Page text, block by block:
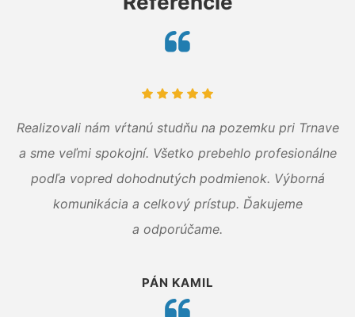
Realizovali nám vŕtanú studňu na pozemku pri Trnave
a sme veľmi spokojní. Všetko prebehlo profesionálne
podľa vopred dohodnutých podmienok. Výborná
komunikácia a celkový prístup. Ďakujeme
a odporúčame.
PÁN KAMIL